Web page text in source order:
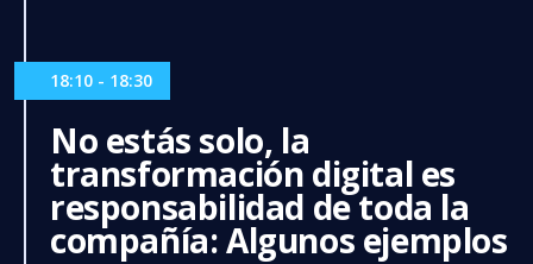
18:10 - 18:30
No estás solo, la
transformación digital es
responsabilidad de toda la
compañía: Algunos ejemplos